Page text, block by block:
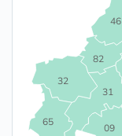
09
31
32
46
65
82